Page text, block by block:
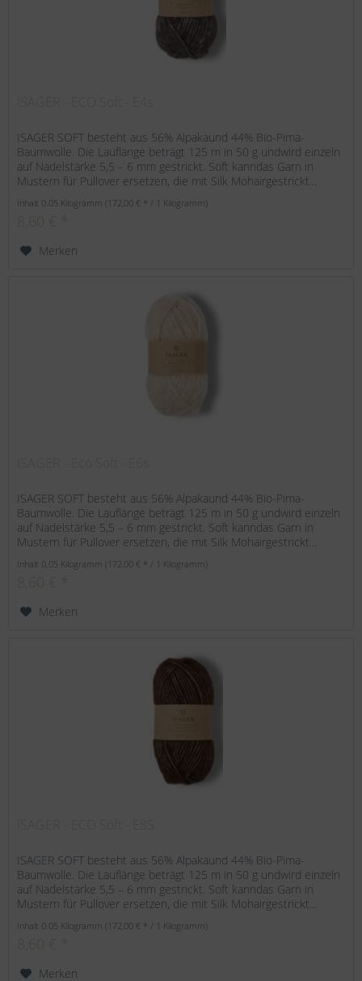
ISAGER SOFT besteht aus 56% Alpakaund 44% Bio-Pima-
Baumwolle. Die Lauflänge beträgt 125 m in 50 g undwird einzeln
auf Nadelstärke 5,5 – 6 mm gestrickt. Soft kanndas Garn in
Mustern für Pullover ersetzen, die mit Silk Mohairgestrickt...
Inhalt 0.05 Kilogramm(172,00 € * / 1 Kilogramm)
Merken
ISAGER SOFT besteht aus 56% Alpakaund 44% Bio-Pima-
Baumwolle. Die Lauflänge beträgt 125 m in 50 g undwird einzeln
auf Nadelstärke 5,5 – 6 mm gestrickt. Soft kanndas Garn in
Mustern für Pullover ersetzen, die mit Silk Mohairgestrickt...
Inhalt 0.05 Kilogramm(172,00 € * / 1 Kilogramm)
Merken
ISAGER SOFT besteht aus 56% Alpakaund 44% Bio-Pima-
Baumwolle. Die Lauflänge beträgt 125 m in 50 g undwird einzeln
auf Nadelstärke 5,5 – 6 mm gestrickt. Soft kanndas Garn in
Mustern für Pullover ersetzen, die mit Silk Mohairgestrickt...
Inhalt 0.05 Kilogramm(172,00 € * / 1 Kilogramm)
Merken